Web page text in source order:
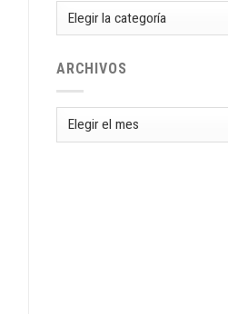
Categorías
ARCHIVOS
Archivos